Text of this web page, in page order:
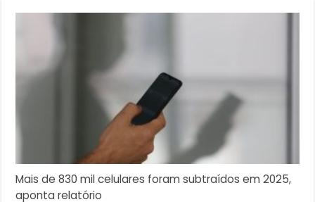
Mais de 830 mil celulares foram subtraídos em 2025,
aponta relatório